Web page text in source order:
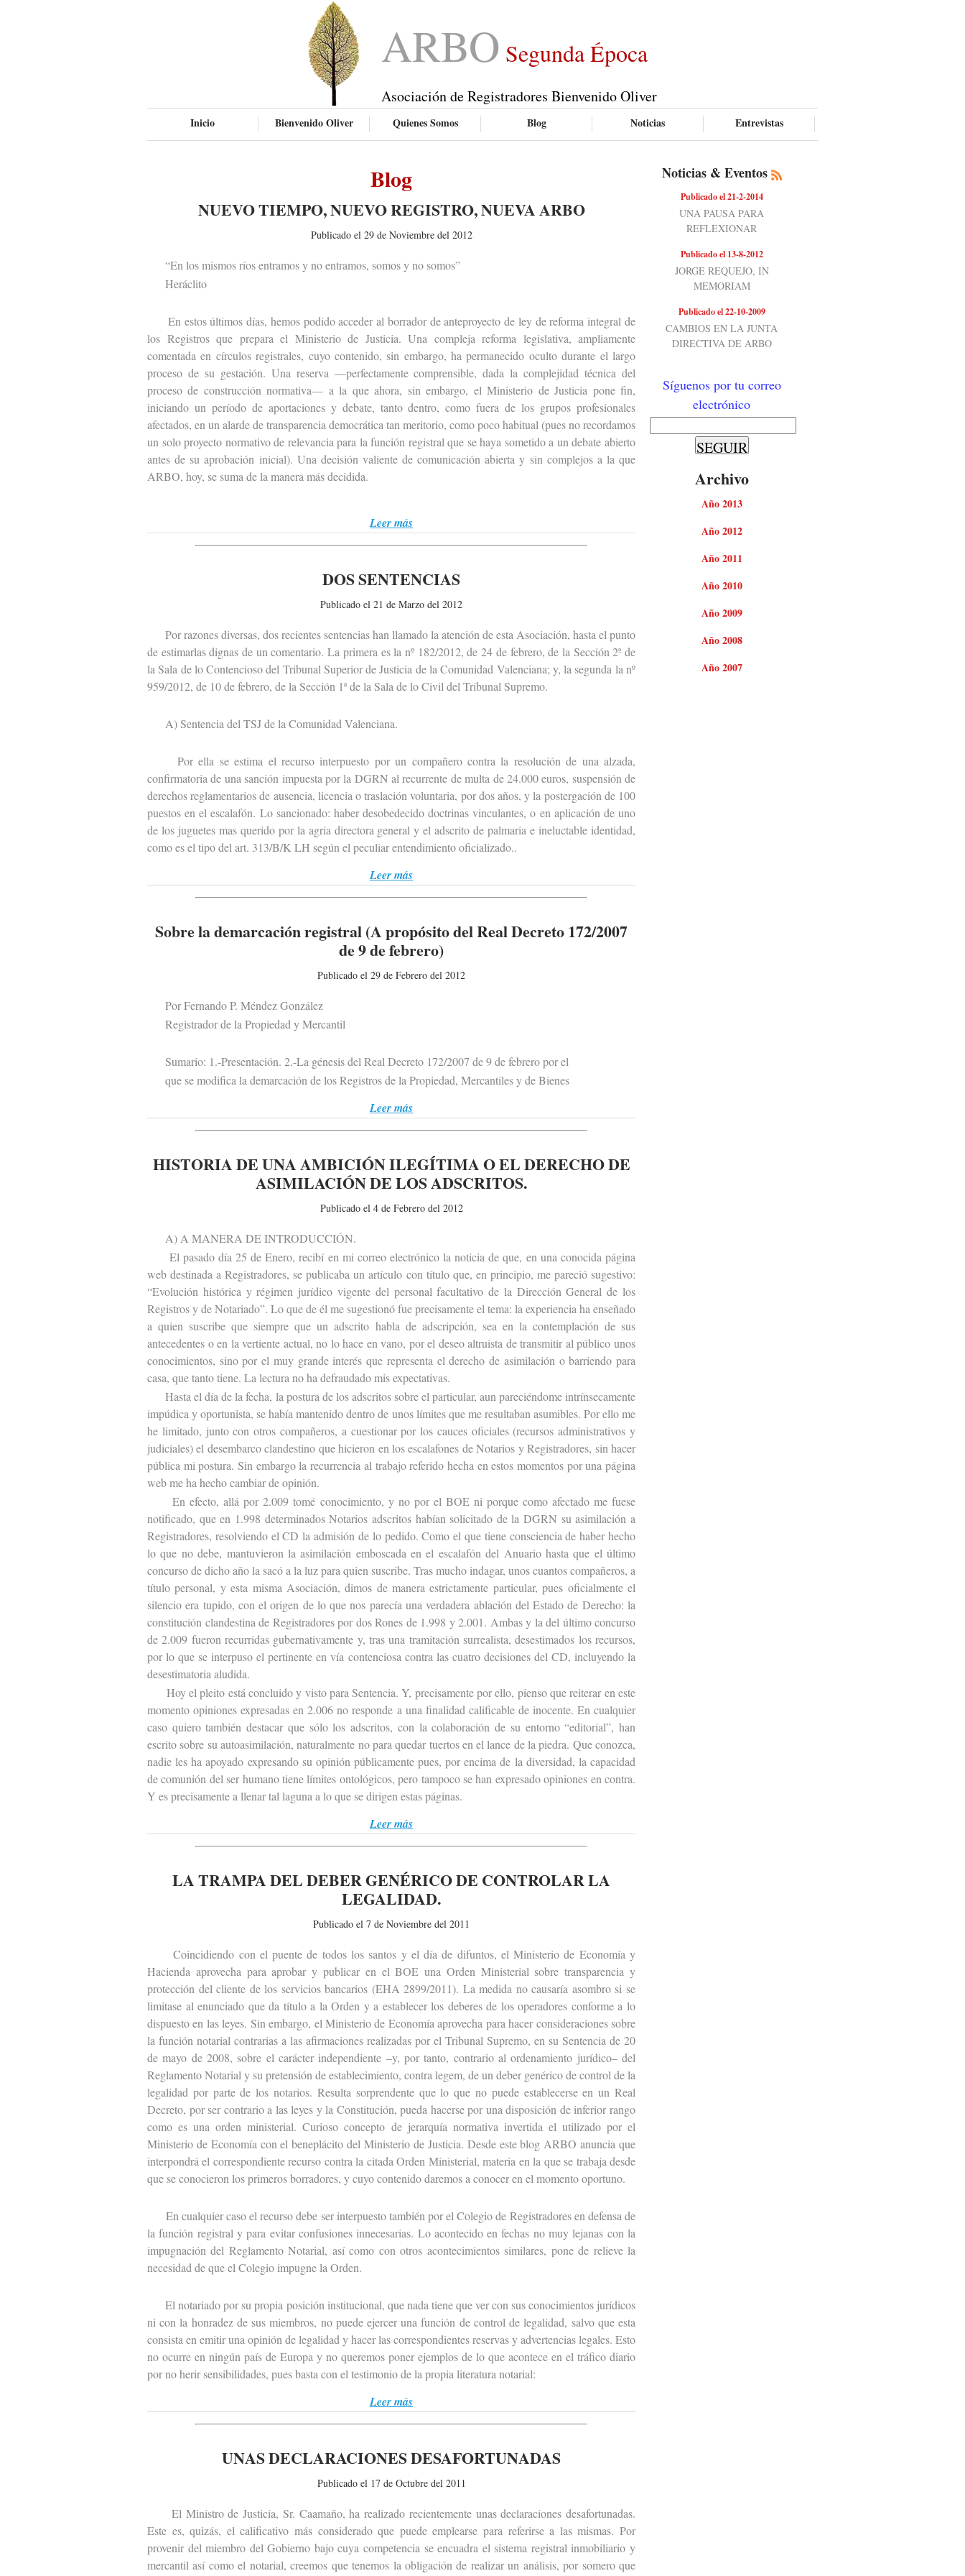
ARBO Segunda Época
Asociación de Registradores Bienvenido Oliver
Inicio Bienvenido Oliver Quienes Somos Blog Noticias Entrevistas
Blog
NUEVO TIEMPO, NUEVO REGISTRO, NUEVA ARBO
Publicado el 29 de Noviembre del 2012
“En los mismos ríos entramos y no entramos, somos y no somos”
Heráclito
En estos últimos días, hemos podido acceder al borrador de anteproyecto de ley de reforma integral de
los Registros que prepara el Ministerio de Justicia. Una compleja reforma legislativa, ampliamente
comentada en círculos registrales, cuyo contenido, sin embargo, ha permanecido oculto durante el largo
proceso de su gestación. Una reserva —perfectamente comprensible, dada la complejidad técnica del
proceso de construcción normativa— a la que ahora, sin embargo, el Ministerio de Justicia pone fin,
iniciando un período de aportaciones y debate, tanto dentro, como fuera de los grupos profesionales
afectados, en un alarde de transparencia democrática tan meritorio, como poco habitual (pues no recordamos
un solo proyecto normativo de relevancia para la función registral que se haya sometido a un debate abierto
antes de su aprobación inicial). Una decisión valiente de comunicación abierta y sin complejos a la que
ARBO, hoy, se suma de la manera más decidida.
Leer más
DOS SENTENCIAS
Publicado el 21 de Marzo del 2012
Por razones diversas, dos recientes sentencias han llamado la atención de esta Asociación, hasta el punto
de estimarlas dignas de un comentario. La primera es la nº 182/2012, de 24 de febrero, de la Sección 2ª de
la Sala de lo Contencioso del Tribunal Superior de Justicia de la Comunidad Valenciana; y, la segunda la nº
959/2012, de 10 de febrero, de la Sección 1ª de la Sala de lo Civil del Tribunal Supremo.
A) Sentencia del TSJ de la Comunidad Valenciana.
Por ella se estima el recurso interpuesto por un compañero contra la resolución de una alzada,
confirmatoria de una sanción impuesta por la DGRN al recurrente de multa de 24.000 euros, suspensión de
derechos reglamentarios de ausencia, licencia o traslación voluntaria, por dos años, y la postergación de 100
puestos en el escalafón. Lo sancionado: haber desobedecido doctrinas vinculantes, o en aplicación de uno
de los juguetes mas querido por la agria directora general y el adscrito de palmaria e ineluctable identidad,
como es el tipo del art. 313/B/K LH según el peculiar entendimiento oficializado..
Leer más
Sobre la demarcación registral (A propósito del Real Decreto 172/2007
de 9 de febrero)
Publicado el 29 de Febrero del 2012
Por Fernando P. Méndez González
Registrador de la Propiedad y Mercantil
Sumario: 1.-Presentación. 2.-La génesis del Real Decreto 172/2007 de 9 de febrero por el
que se modifica la demarcación de los Registros de la Propiedad, Mercantiles y de Bienes
Leer más
HISTORIA DE UNA AMBICIÓN ILEGÍTIMA O EL DERECHO DE
ASIMILACIÓN DE LOS ADSCRITOS.
Publicado el 4 de Febrero del 2012
A) A MANERA DE INTRODUCCIÓN.
El pasado día 25 de Enero, recibí en mi correo electrónico la noticia de que, en una conocida página
web destinada a Registradores, se publicaba un artículo con título que, en principio, me pareció sugestivo:
“Evolución histórica y régimen jurídico vigente del personal facultativo de la Dirección General de los
Registros y de Notariado”. Lo que de él me sugestionó fue precisamente el tema: la experiencia ha enseñado
a quien suscribe que siempre que un adscrito habla de adscripción, sea en la contemplación de sus
antecedentes o en la vertiente actual, no lo hace en vano, por el deseo altruista de transmitir al público unos
conocimientos, sino por el muy grande interés que representa el derecho de asimilación o barriendo para
casa, que tanto tiene. La lectura no ha defraudado mis expectativas.
Hasta el día de la fecha, la postura de los adscritos sobre el particular, aun pareciéndome intrínsecamente
impúdica y oportunista, se había mantenido dentro de unos límites que me resultaban asumibles. Por ello me
he limitado, junto con otros compañeros, a cuestionar por los cauces oficiales (recursos administrativos y
judiciales) el desembarco clandestino que hicieron en los escalafones de Notarios y Registradores, sin hacer
pública mi postura. Sin embargo la recurrencia al trabajo referido hecha en estos momentos por una página
web me ha hecho cambiar de opinión.
En efecto, allá por 2.009 tomé conocimiento, y no por el BOE ni porque como afectado me fuese
notificado, que en 1.998 determinados Notarios adscritos habían solicitado de la DGRN su asimilación a
Registradores, resolviendo el CD la admisión de lo pedido. Como el que tiene consciencia de haber hecho
lo que no debe, mantuvieron la asimilación emboscada en el escalafón del Anuario hasta que el último
concurso de dicho año la sacó a la luz para quien suscribe. Tras mucho indagar, unos cuantos compañeros, a
título personal, y esta misma Asociación, dimos de manera estrictamente particular, pues oficialmente el
silencio era tupido, con el origen de lo que nos parecía una verdadera ablación del Estado de Derecho: la
constitución clandestina de Registradores por dos Rones de 1.998 y 2.001. Ambas y la del último concurso
de 2.009 fueron recurridas gubernativamente y, tras una tramitación surrealista, desestimados los recursos,
por lo que se interpuso el pertinente en vía contenciosa contra las cuatro decisiones del CD, incluyendo la
desestimatoria aludida.
Hoy el pleito está concluido y visto para Sentencia. Y, precisamente por ello, pienso que reiterar en este
momento opiniones expresadas en 2.006 no responde a una finalidad calificable de inocente. En cualquier
caso quiero también destacar que sólo los adscritos, con la colaboración de su entorno “editorial”, han
escrito sobre su autoasimilación, naturalmente no para quedar tuertos en el lance de la piedra. Que conozca,
nadie les ha apoyado expresando su opinión públicamente pues, por encima de la diversidad, la capacidad
de comunión del ser humano tiene límites ontológicos, pero tampoco se han expresado opiniones en contra.
Y es precisamente a llenar tal laguna a lo que se dirigen estas páginas.
Leer más
LA TRAMPA DEL DEBER GENÉRICO DE CONTROLAR LA
LEGALIDAD.
Publicado el 7 de Noviembre del 2011
Coincidiendo con el puente de todos los santos y el día de difuntos, el Ministerio de Economía y
Hacienda aprovecha para aprobar y publicar en el BOE una Orden Ministerial sobre transparencia y
protección del cliente de los servicios bancarios (EHA 2899/2011). La medida no causaría asombro si se
limitase al enunciado que da título a la Orden y a establecer los deberes de los operadores conforme a lo
dispuesto en las leyes. Sin embargo, el Ministerio de Economía aprovecha para hacer consideraciones sobre
la función notarial contrarias a las afirmaciones realizadas por el Tribunal Supremo, en su Sentencia de 20
de mayo de 2008, sobre el carácter independiente –y, por tanto, contrario al ordenamiento jurídico– del
Reglamento Notarial y su pretensión de establecimiento, contra legem, de un deber genérico de control de la
legalidad por parte de los notarios. Resulta sorprendente que lo que no puede establecerse en un Real
Decreto, por ser contrario a las leyes y la Constitución, pueda hacerse por una disposición de inferior rango
como es una orden ministerial. Curioso concepto de jerarquía normativa invertida el utilizado por el
Ministerio de Economía con el beneplácito del Ministerio de Justicia. Desde este blog ARBO anuncia que
interpondrá el correspondiente recurso contra la citada Orden Ministerial, materia en la que se trabaja desde
que se conocieron los primeros borradores, y cuyo contenido daremos a conocer en el momento oportuno.
En cualquier caso el recurso debe ser interpuesto también por el Colegio de Registradores en defensa de
la función registral y para evitar confusiones innecesarias. Lo acontecido en fechas no muy lejanas con la
impugnación del Reglamento Notarial, así como con otros acontecimientos similares, pone de relieve la
necesidad de que el Colegio impugne la Orden.
El notariado por su propia posición institucional, que nada tiene que ver con sus conocimientos jurídicos
ni con la honradez de sus miembros, no puede ejercer una función de control de legalidad, salvo que esta
consista en emitir una opinión de legalidad y hacer las correspondientes reservas y advertencias legales. Esto
no ocurre en ningún país de Europa y no queremos poner ejemplos de lo que acontece en el tráfico diario
por no herir sensibilidades, pues basta con el testimonio de la propia literatura notarial:
Leer más
UNAS DECLARACIONES DESAFORTUNADAS
Publicado el 17 de Octubre del 2011
El Ministro de Justicia, Sr. Caamaño, ha realizado recientemente unas declaraciones desafortunadas.
Este es, quizás, el calificativo más considerado que puede emplearse para referirse a las mismas. Por
provenir del miembro del Gobierno bajo cuya competencia se encuadra el sistema registral inmobiliario y
mercantil así como el notarial, creemos que tenemos la obligación de realizar un análisis, por somero que
Noticias & Eventos
Publicado el 21-2-2014
UNA PAUSA PARA
REFLEXIONAR
Publicado el 13-8-2012
JORGE REQUEJO, IN
MEMORIAM
Publicado el 22-10-2009
CAMBIOS EN LA JUNTA
DIRECTIVA DE ARBO
Síguenos por tu correo
electrónico
Archivo
Año 2013
Año 2012
Año 2011
Año 2010
Año 2009
Año 2008
Año 2007